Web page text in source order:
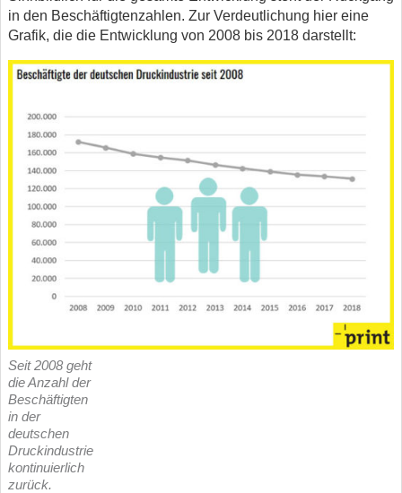
in den Beschäftigtenzahlen. Zur Verdeutlichung hier eine
Grafik, die die Entwicklung von 2008 bis 2018 darstellt:
Seit 2008 geht
die Anzahl der
Beschäftigten
in der
deutschen
Druckindustrie
kontinuierlich
zurück.